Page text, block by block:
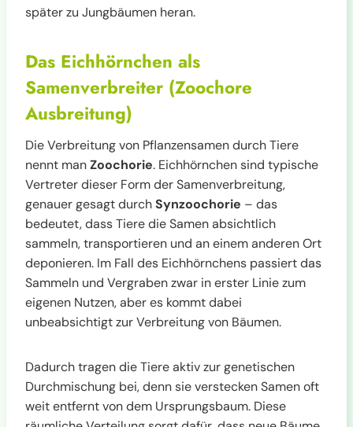
später zu Jungbäumen heran.
Das Eichhörnchen als
Samenverbreiter (Zoochore
Ausbreitung)
Die Verbreitung von Pflanzensamen durch Tiere
nennt manZoochorie. Eichhörnchen sind typische
Vertreter dieser Form der Samenverbreitung,
genauer gesagt durchSynzoochorie – das
bedeutet, dass Tiere die Samen absichtlich
sammeln, transportieren und an einem anderen Ort
deponieren. Im Fall des Eichhörnchens passiert das
Sammeln und Vergraben zwar in erster Linie zum
eigenen Nutzen, aber es kommt dabei
unbeabsichtigt zur Verbreitung von Bäumen.
Dadurch tragen die Tiere aktiv zur genetischen
Durchmischung bei, denn sie verstecken Samen oft
weit entfernt von dem Ursprungsbaum. Diese